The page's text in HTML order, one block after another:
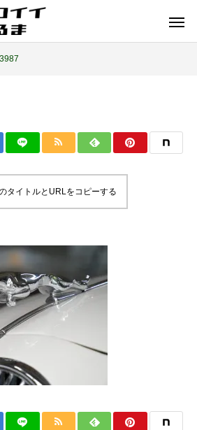
ドイツ車
タイトルとURLをコピーする